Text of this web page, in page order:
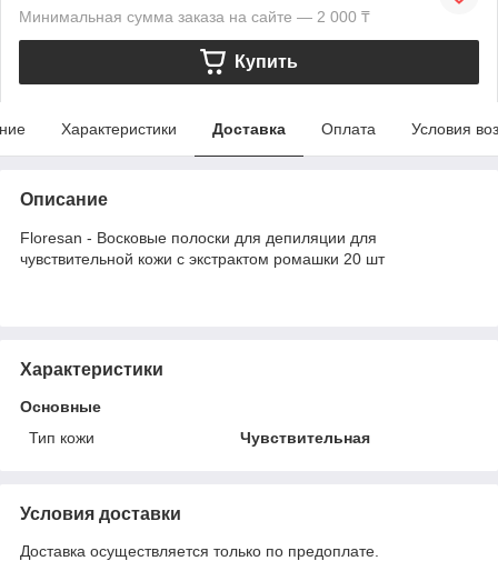
Минимальная сумма заказа на сайте — 2 000 ₸
Купить
Характеристики Доставка Оплата Условия
Описание
Floresan - Восковые полоски для депиляции для
чувствительной кожи с экстрактом ромашки 20 шт
Характеристики
Основные
Тип кожи
Чувствительная
Условия доставки
Доставка осуществляется только по предоплате.